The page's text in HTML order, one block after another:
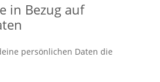
in Bezug auf
persönlichen Daten die